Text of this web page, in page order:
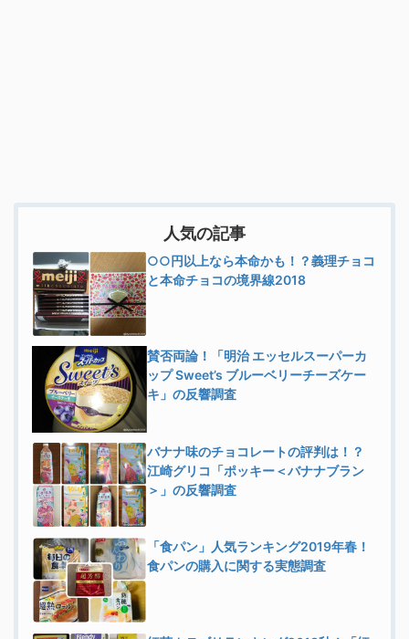
人気の記事
○○円以上なら本命かも！？義理チョコ
と本命チョコの境界線2018
賛否両論！「明治 エッセルスーパーカ
ップ Sweet’s ブルーベリーチーズケー
キ」の反響調査
バナナ味のチョコレートの評判は！？
江崎グリコ「ポッキー＜バナナブラン
＞」の反響調査
「食パン」人気ランキング2019年春！
食パンの購入に関する実態調査